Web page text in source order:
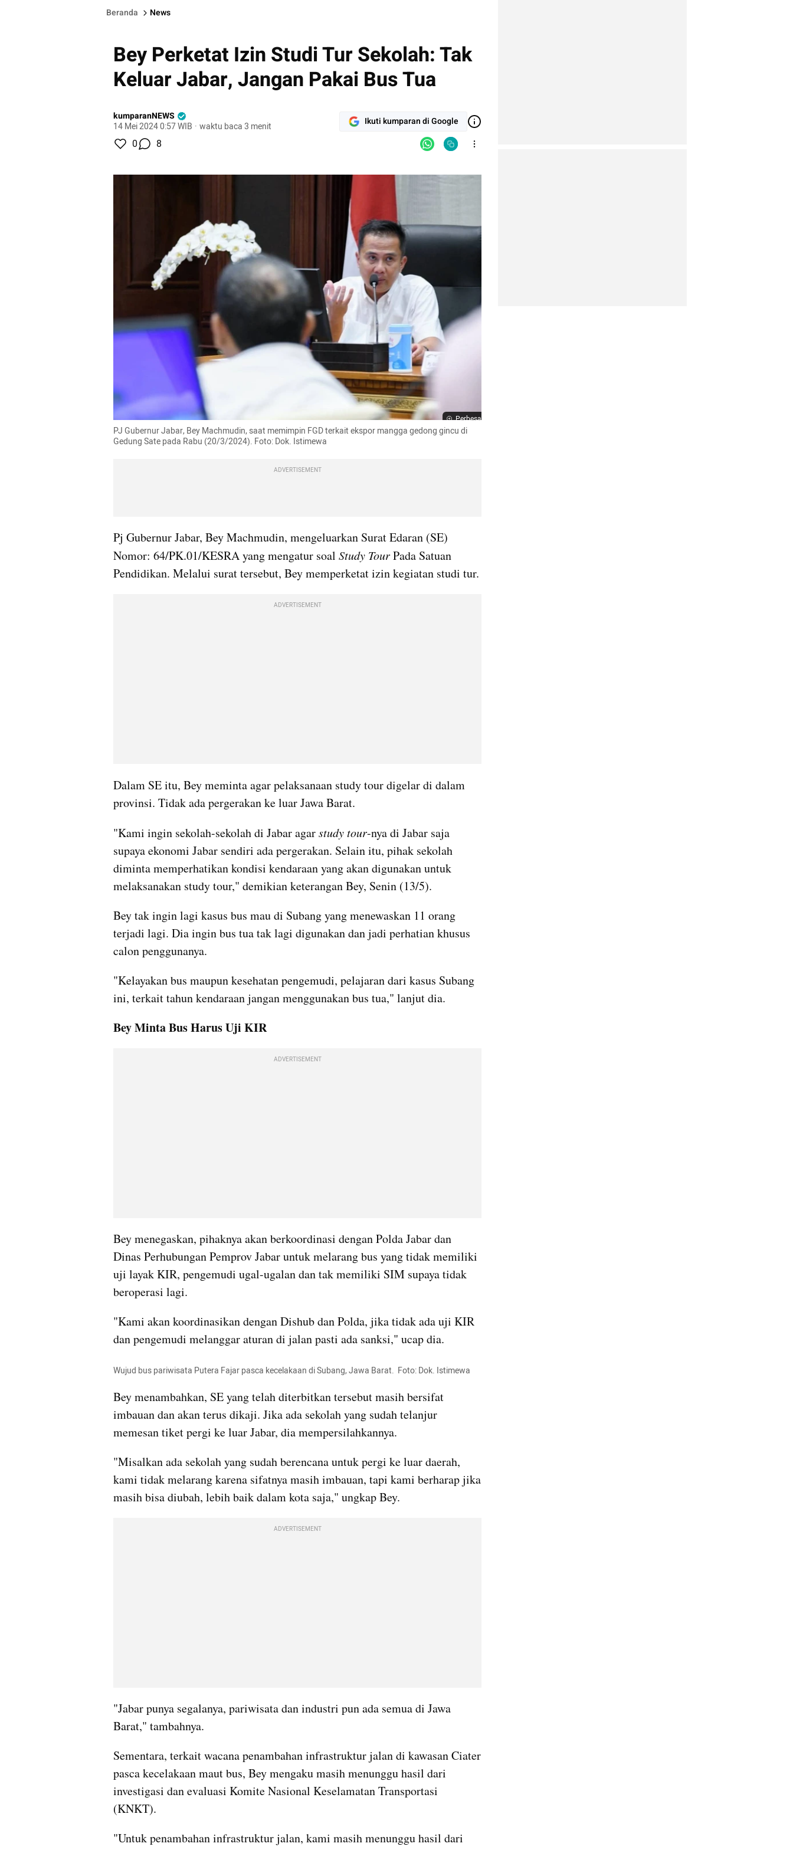
Beranda News
Bey Perketat Izin Studi Tur Sekolah: Tak
Keluar Jabar, Jangan Pakai Bus Tua
kumparanNEWS
14 Mei 2024 0:57 WIB · waktu baca 3 menit Ikuti kumparan di Google
0 8
Perbesar
PJ Gubernur Jabar, Bey Machmudin, saat memimpin FGD terkait ekspor mangga gedong gincu di
Gedung Sate pada Rabu (20/3/2024). Foto: Dok. Istimewa
ADVERTISEMENT
Pj Gubernur Jabar, Bey Machmudin, mengeluarkan Surat Edaran (SE)
Nomor: 64/PK.01/KESRA yang mengatur soal Study Tour Pada Satuan
Pendidikan. Melalui surat tersebut, Bey memperketat izin kegiatan studi tur.
ADVERTISEMENT
Dalam SE itu, Bey meminta agar pelaksanaan study tourdigelar di dalam
provinsi. Tidak ada pergerakan ke luar Jawa Barat.
"Kami ingin sekolah-sekolah di Jabar agar study tour-nya di Jabar saja
supaya ekonomi Jabar sendiri ada pergerakan. Selain itu, pihak sekolah
diminta memperhatikan kondisi kendaraan yang akan digunakan untuk
melaksanakan study tour," demikian keterangan Bey, Senin (13/5).
Bey tak ingin lagi kasus bus mau di Subang yang menewaskan 11 orang
terjadi lagi. Dia ingin bus tua tak lagi digunakan dan jadi perhatian khusus
calon penggunanya.
"Kelayakan bus maupun kesehatan pengemudi, pelajaran dari kasus Subang
ini, terkait tahun kendaraan jangan menggunakan bus tua," lanjut dia.
Bey Minta Bus Harus Uji KIR
ADVERTISEMENT
Bey menegaskan, pihaknya akan berkoordinasi dengan Polda Jabar dan
Dinas Perhubungan Pemprov Jabar untuk melarang bus yang tidak memiliki
uji layak KIR, pengemudi ugal-ugalan dan tak memiliki SIM supaya tidak
beroperasi lagi.
"Kami akan koordinasikan dengan Dishub dan Polda, jika tidak ada uji KIR
dan pengemudi melanggar aturan di jalan pasti ada sanksi," ucap dia.
Wujud bus pariwisata Putera Fajar pasca kecelakaan di Subang, Jawa Barat.  Foto: Dok. Istimewa
Bey menambahkan, SE yang telah diterbitkan tersebut masih bersifat
imbauan dan akan terus dikaji. Jika ada sekolah yang sudah telanjur
memesan tiket pergi ke luar Jabar, dia mempersilahkannya.
"Misalkan ada sekolah yang sudah berencana untuk pergi ke luar daerah,
kami tidak melarang karena sifatnya masih imbauan, tapi kami berharap jika
masih bisa diubah, lebih baik dalam kota saja," ungkap Bey.
ADVERTISEMENT
"Jabar punya segalanya, pariwisata dan industri pun ada semua di Jawa
Barat," tambahnya.
Sementara, terkait wacana penambahan infrastruktur jalan di kawasan Ciater
pasca kecelakaan maut bus, Bey mengaku masih menunggu hasil dari
investigasi dan evaluasi Komite Nasional Keselamatan Transportasi
(KNKT).
"Untuk penambahan infrastruktur jalan, kami masih menunggu hasil dari